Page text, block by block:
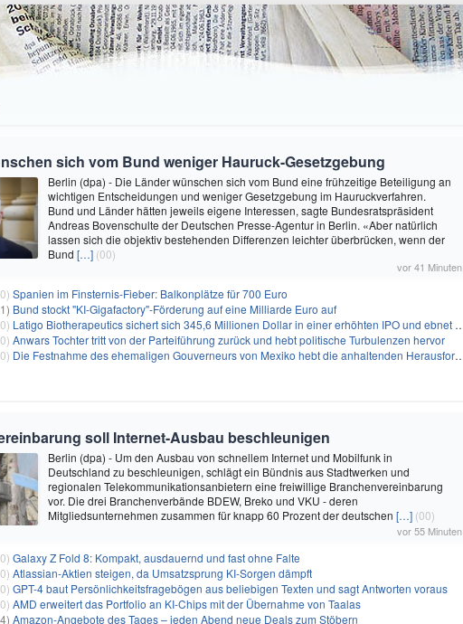
sich vom Bund weniger Hauruck-Gesetzgebung
Berlin (dpa) - Die Länder wünschen sich vom Bund eine frühzeitige Beteiligung an
wichtigen Entscheidungen und weniger Gesetzgebung im Hauruckverfahren.
Bund und Länder hätten jeweils eigene Interessen, sagte Bundesratspräsident
Andreas Bovenschulte der Deutschen Presse-Agentur in Berlin. «Aber natürlich
lassen sich die objektiv bestehenden Differenzen leichter überbrücken, wenn der
Bund […] (00)
vor 41 Minuten
Spanien im Finsternis-Fieber: Balkonplätze für 700 Euro
Bund stockt "KI-Gigafactory"-Förderung auf eine Milliarde Euro auf
Latigo Biotherapeutics sichert sich 345,6 Millionen Dollar in einer erhöhten IPO und ebnet den Weg für nicht-opioide Schmerztherapie
Anwars Tochter tritt von der Parteiführung zurück und hebt politische Turbulenzen hervor
Die Festnahme des ehemaligen Gouverneurs von Mexiko hebt die anhaltenden Herausforderungen in der Governance und im Geschäftsumfeld hervor
soll Internet-Ausbau beschleunigen
Berlin (dpa) - Um den Ausbau von schnellem Internet und Mobilfunk in
Deutschland zu beschleunigen, schlägt ein Bündnis aus Stadtwerken und
regionalen Telekommunikationsanbietern eine freiwillige Branchenvereinbarung
vor. Die drei Branchenverbände BDEW, Breko und VKU - deren
Mitgliedsunternehmen zusammen für knapp 60 Prozent der deutschen […] (00)
vor 55 Minuten
Galaxy Z Fold 8: Kompakt, ausdauernd und fast ohne Falte
Atlassian-Aktien steigen, da Umsatzsprung KI-Sorgen dämpft
GPT-4 baut Persönlichkeitsfragebögen aus beliebigen Texten und sagt Antworten voraus
AMD erweitert das Portfolio an KI-Chips mit der Übernahme von Taalas
Amazon-Angebote des Tages – jeden Abend neue Deals zum Stöbern